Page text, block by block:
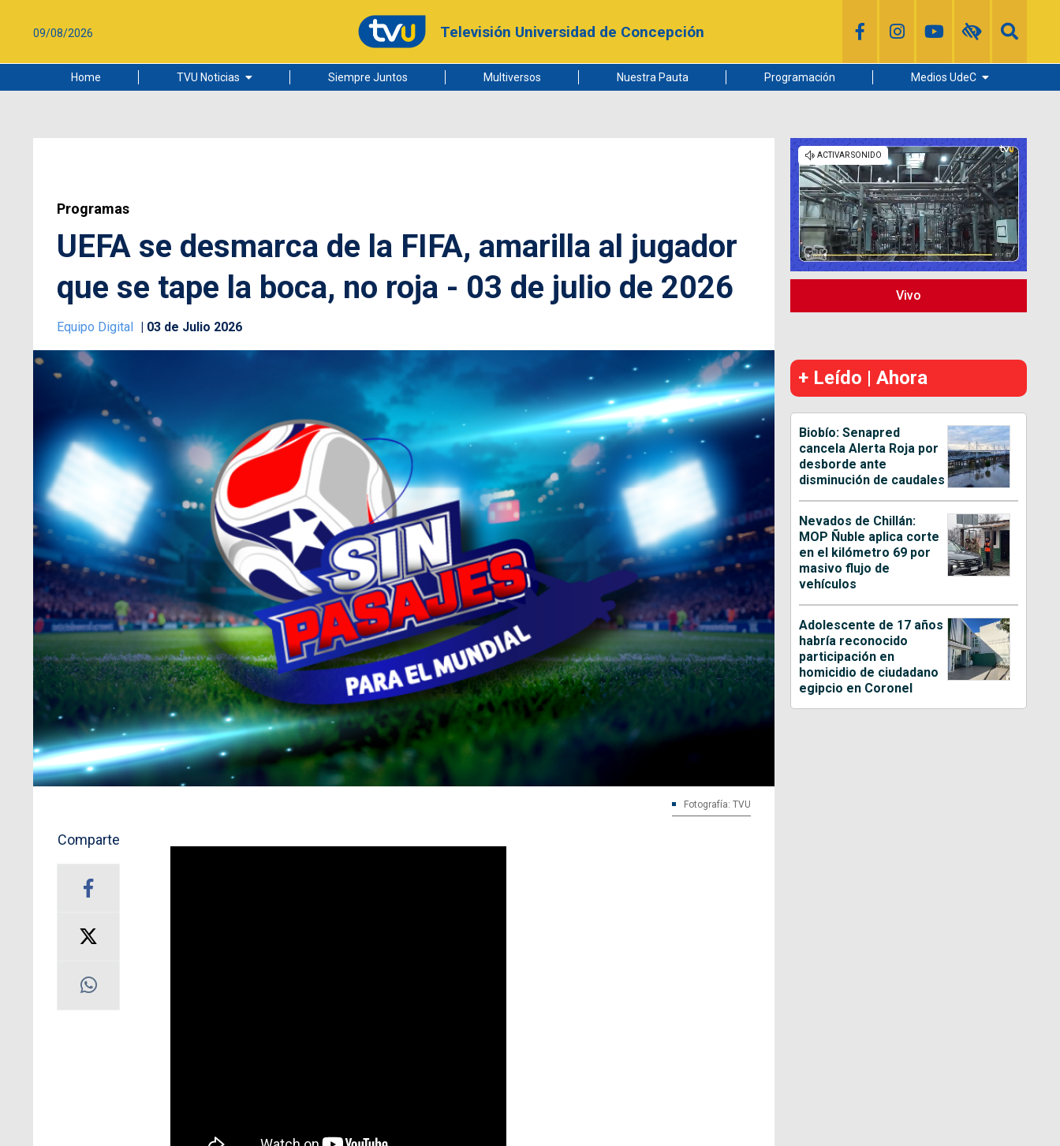
09/08/2026 Televisión Universidad de Concepción
Home TVU Noticias
Ciudad
Siempre Juntos Multiversos Nuestra Pauta Programación Medios UdeC
Radio UdeC
Noticias UdeC
La Discusión
Programas
UEFA se desmarca de la FIFA, amarilla al jugador
que se tape la boca, no roja - 03 de julio de 2026
Equipo Digital 03 de Julio 2026
Fotografía: TVU
Comparte
Vivo
+ Leído | Ahora
Biobío: Senapred
cancela Alerta Roja por
desborde ante
disminución de caudales
Nevados de Chillán:
MOP Ñuble aplica corte
en el kilómetro 69 por
masivo flujo de
vehículos
Adolescente de 17 años
habría reconocido
participación en
homicidio de ciudadano
egipcio en Coronel